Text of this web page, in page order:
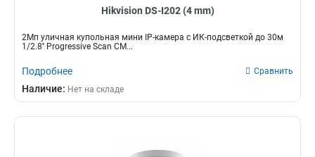
Hikvision DS-I202 (4 mm)
2Мп уличная купольная мини IP-камера с ИК-подсветкой до 30м
1/2.8'' Progressive Scan CM...
Подробнее Сравнить
Наличие: Нет на складе